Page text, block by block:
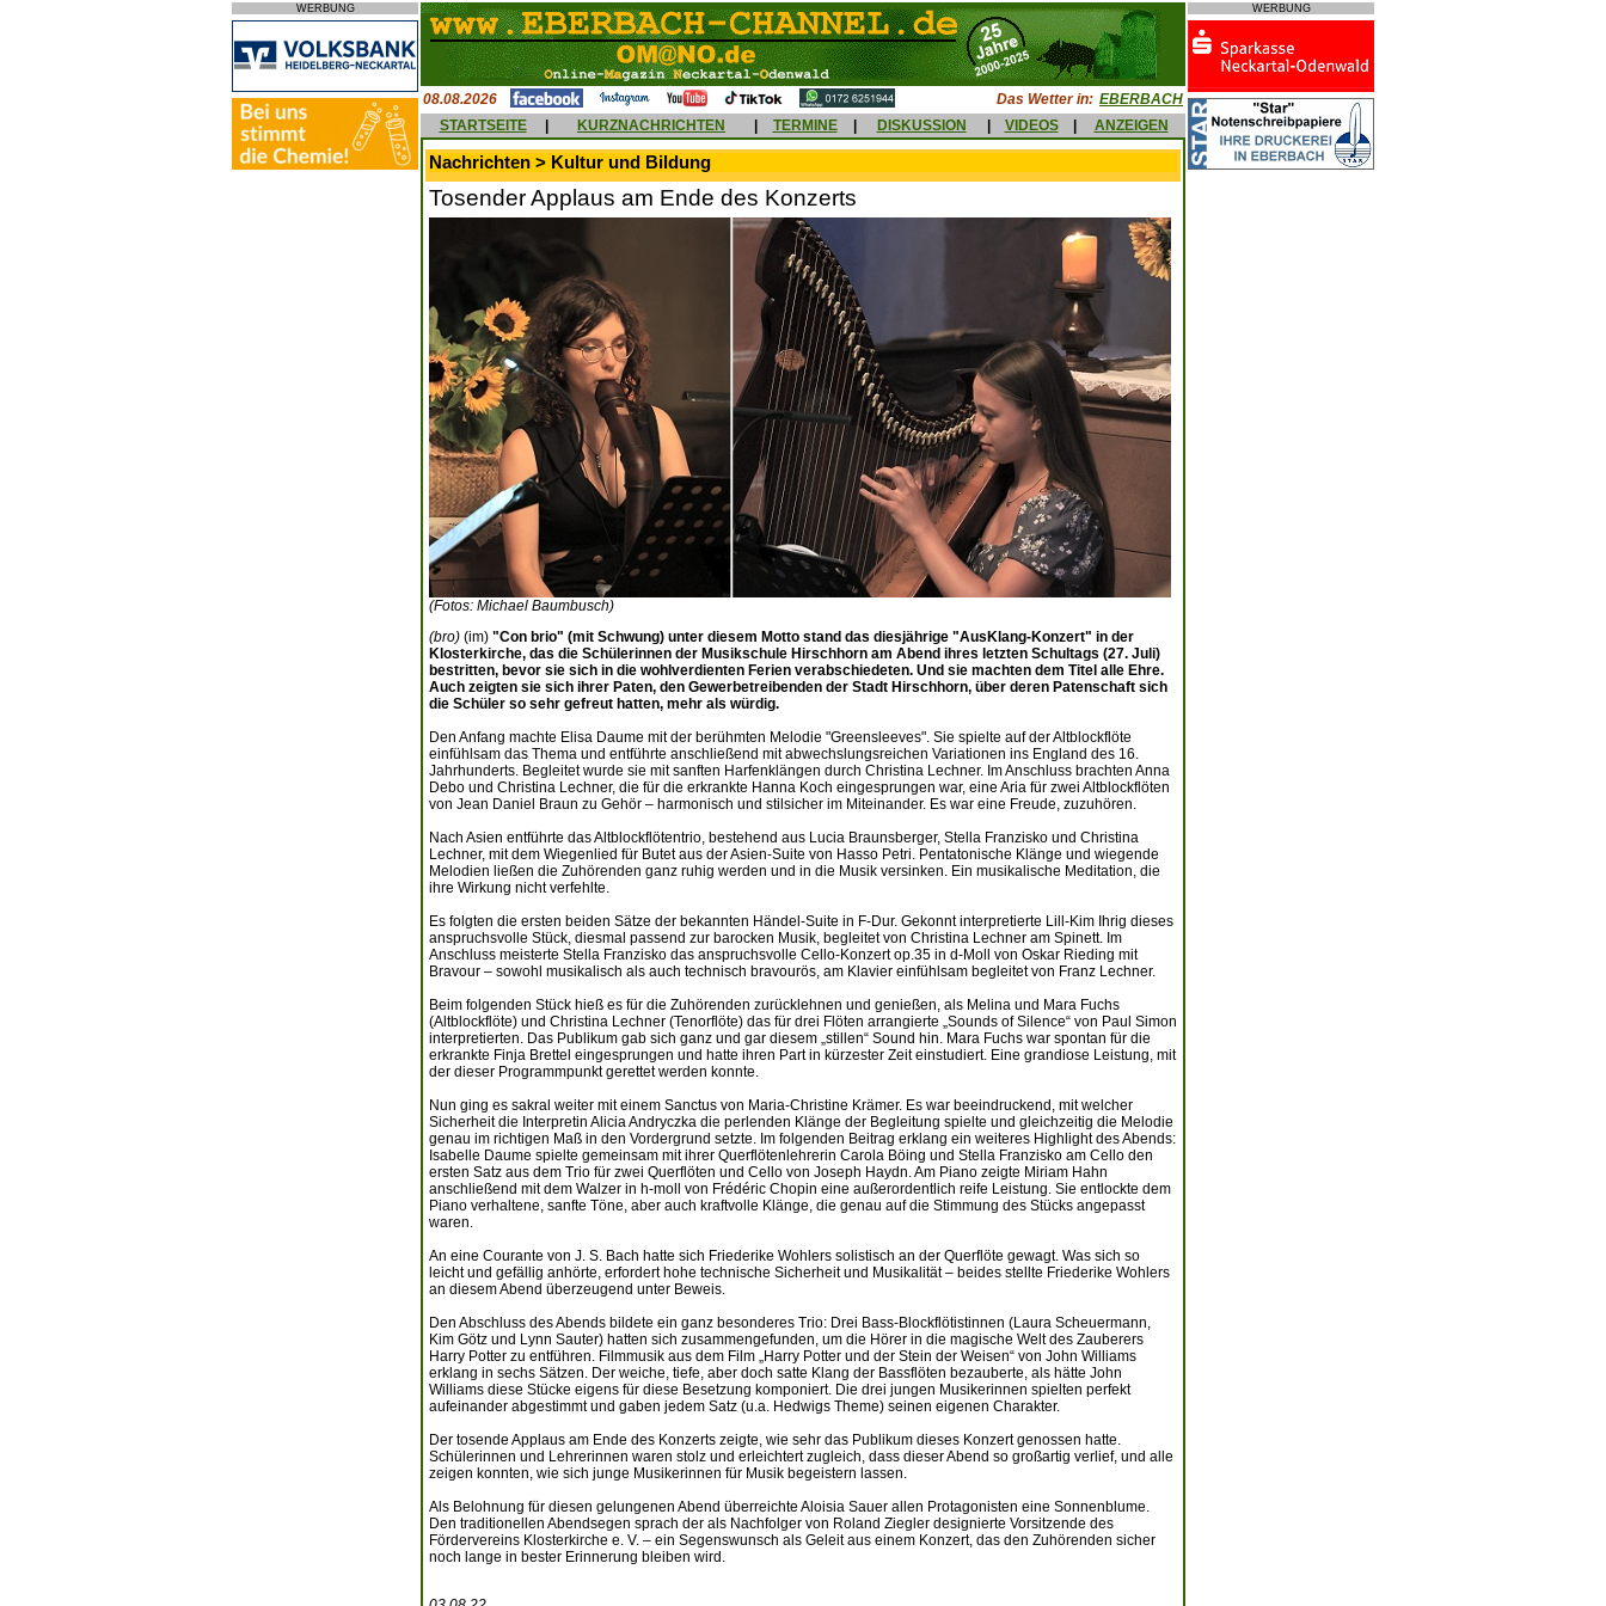
WERBUNG
08.08.2026 Das Wetter in: EBERBACH
STARTSEITE
KURZNACHRICHTEN TERMINE DISKUSSION VIDEOS ANZEIGEN
Nachrichten > Kultur und Bildung
Tosender Applaus am Ende des Konzerts
(Fotos: Michael Baumbusch)
(bro) (im) "Con brio" (mit Schwung) unter diesem Motto stand das diesjährige "AusKlang-Konzert" in der
Klosterkirche, das die Schülerinnen der Musikschule Hirschhorn am Abend ihres letzten Schultags (27. Juli)
bestritten, bevor sie sich in die wohlverdienten Ferien verabschiedeten. Und sie machten dem Titel alle Ehre.
Auch zeigten sie sich ihrer Paten, den Gewerbetreibenden der Stadt Hirschhorn, über deren Patenschaft sich
die Schüler so sehr gefreut hatten, mehr als würdig.
Den Anfang machte Elisa Daume mit der berühmten Melodie "Greensleeves". Sie spielte auf der Altblockflöte
einfühlsam das Thema und entführte anschließend mit abwechslungsreichen Variationen ins England des 16.
Jahrhunderts. Begleitet wurde sie mit sanften Harfenklängen durch Christina Lechner. Im Anschluss brachten Anna
Debo und Christina Lechner, die für die erkrankte Hanna Koch eingesprungen war, eine Aria für zwei Altblockflöten
von Jean Daniel Braun zu Gehör – harmonisch und stilsicher im Miteinander. Es war eine Freude, zuzuhören.
Nach Asien entführte das Altblockflötentrio, bestehend aus Lucia Braunsberger, Stella Franzisko und Christina
Lechner, mit dem Wiegenlied für Butet aus der Asien-Suite von Hasso Petri. Pentatonische Klänge und wiegende
Melodien ließen die Zuhörenden ganz ruhig werden und in die Musik versinken. Ein musikalische Meditation, die
ihre Wirkung nicht verfehlte.
Es folgten die ersten beiden Sätze der bekannten Händel-Suite in F-Dur. Gekonnt interpretierte Lill-Kim Ihrig dieses
anspruchsvolle Stück, diesmal passend zur barocken Musik, begleitet von Christina Lechner am Spinett. Im
Anschluss meisterte Stella Franzisko das anspruchsvolle Cello-Konzert op.35 in d-Moll von Oskar Rieding mit
Bravour – sowohl musikalisch als auch technisch bravourös, am Klavier einfühlsam begleitet von Franz Lechner.
Beim folgenden Stück hieß es für die Zuhörenden zurücklehnen und genießen, als Melina und Mara Fuchs
(Altblockflöte) und Christina Lechner (Tenorflöte) das für drei Flöten arrangierte „Sounds of Silence“ von Paul Simon
interpretierten. Das Publikum gab sich ganz und gar diesem „stillen“ Sound hin. Mara Fuchs war spontan für die
erkrankte Finja Brettel eingesprungen und hatte ihren Part in kürzester Zeit einstudiert. Eine grandiose Leistung, mit
der dieser Programmpunkt gerettet werden konnte.
Nun ging es sakral weiter mit einem Sanctus von Maria-Christine Krämer. Es war beeindruckend, mit welcher
Sicherheit die Interpretin Alicia Andryczka die perlenden Klänge der Begleitung spielte und gleichzeitig die Melodie
genau im richtigen Maß in den Vordergrund setzte. Im folgenden Beitrag erklang ein weiteres Highlight des Abends:
Isabelle Daume spielte gemeinsam mit ihrer Querflötenlehrerin Carola Böing und Stella Franzisko am Cello den
ersten Satz aus dem Trio für zwei Querflöten und Cello von Joseph Haydn. Am Piano zeigte Miriam Hahn
anschließend mit dem Walzer in h-moll von Frédéric Chopin eine außerordentlich reife Leistung. Sie entlockte dem
Piano verhaltene, sanfte Töne, aber auch kraftvolle Klänge, die genau auf die Stimmung des Stücks angepasst
waren.
An eine Courante von J. S. Bach hatte sich Friederike Wohlers solistisch an der Querflöte gewagt. Was sich so
leicht und gefällig anhörte, erfordert hohe technische Sicherheit und Musikalität – beides stellte Friederike Wohlers
an diesem Abend überzeugend unter Beweis.
Den Abschluss des Abends bildete ein ganz besonderes Trio: Drei Bass-Blockflötistinnen (Laura Scheuermann,
Kim Götz und Lynn Sauter) hatten sich zusammengefunden, um die Hörer in die magische Welt des Zauberers
Harry Potter zu entführen. Filmmusik aus dem Film „Harry Potter und der Stein der Weisen“ von John Williams
erklang in sechs Sätzen. Der weiche, tiefe, aber doch satte Klang der Bassflöten bezauberte, als hätte John
Williams diese Stücke eigens für diese Besetzung komponiert. Die drei jungen Musikerinnen spielten perfekt
aufeinander abgestimmt und gaben jedem Satz (u.a. Hedwigs Theme) seinen eigenen Charakter.
Der tosende Applaus am Ende des Konzerts zeigte, wie sehr das Publikum dieses Konzert genossen hatte.
Schülerinnen und Lehrerinnen waren stolz und erleichtert zugleich, dass dieser Abend so großartig verlief, und alle
zeigen konnten, wie sich junge Musikerinnen für Musik begeistern lassen.
Als Belohnung für diesen gelungenen Abend überreichte Aloisia Sauer allen Protagonisten eine Sonnenblume.
Den traditionellen Abendsegen sprach der als Nachfolger von Roland Ziegler designierte Vorsitzende des
Fördervereins Klosterkirche e. V. – ein Segenswunsch als Geleit aus einem Konzert, das den Zuhörenden sicher
noch lange in bester Erinnerung bleiben wird.
WERBUNG